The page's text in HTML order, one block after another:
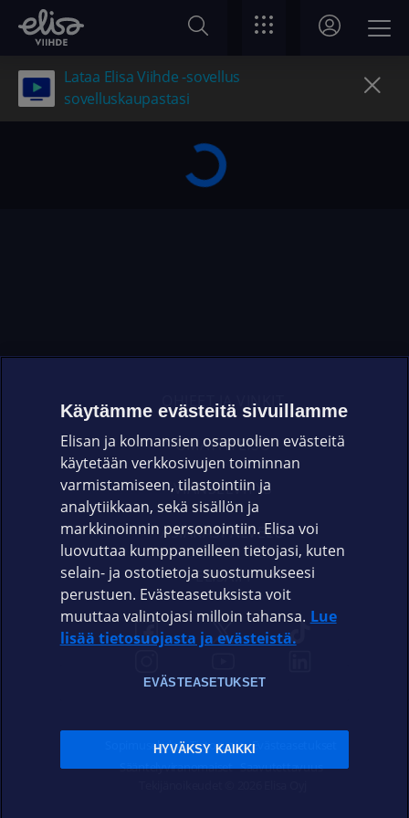
Lataa Elisa Viihde -sovellus
sovelluskaupastasi
OHJEET JA VINKIT
OMAYHTEISÖ
VIANSELVITYS
ASIAKASPALVELU
ELISA.FI
Sopimusehdot Tietosuoja Evästeasetukset
Sääntelyviranomaiset Saavutettavuus
Käytämme evästeitä sivuillamme
Elisan ja kolmansien osapuolien evästeitä
käytetään verkkosivujen toiminnan
varmistamiseen, tilastointiin ja
analytiikkaan, sekä sisällön ja
markkinoinnin personointiin. Elisa voi
luovuttaa kumppaneilleen tietojasi, kuten
selain- ja ostotietoja suostumukseesi
perustuen. Evästeasetuksista voit
muuttaa valintojasi milloin tahansa. Lue
lisää tietosuojasta ja evästeistä.
EVÄSTEASETUKSET
HYVÄKSY KAIKKI